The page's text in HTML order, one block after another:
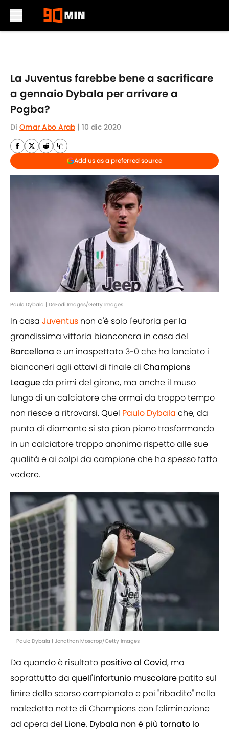
La Juventus farebbe bene a sacrificare
a gennaio Dybala per arrivare a
Pogba?
Di Omar Abo Arab | 10 dic 2020
Add us as a preferred source
Paulo Dybala | DeFodi Images/Getty Images
In casa Juventus non c'è solo l'euforia per la
grandissima vittoria bianconera in casa del
Barcellona e un inaspettato 3-0 che ha lanciato i
bianconeri agli ottavi di finale di Champions
Leagueda primi del girone, ma anche il muso
lungo di un calciatore che ormai da troppo tempo
non riesce a ritrovarsi. Quel Paulo Dybala che, da
punta di diamante si sta pian piano trasformando
in un calciatore troppo anonimo rispetto alle sue
qualità e ai colpi da campione che ha spesso fatto
vedere.
Paulo Dybala | Jonathan Moscrop/Getty Images
Da quando è risultato positivoal Covid, ma
soprattutto da quell'infortunio muscolare patito sul
finire dello scorso campionato e poi "ribadito" nella
maledetta notte di Champions con l'eliminazione
ad opera del Lione, Dybala non è più tornato lo